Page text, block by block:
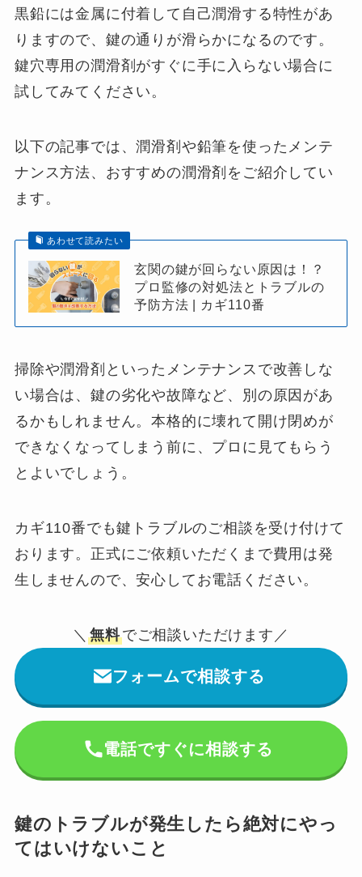
黒鉛には金属に付着して自己潤滑する特性があ
りますので、鍵の通りが滑らかになるのです。
鍵穴専用の潤滑剤がすぐに手に入らない場合に
試してみてください。
以下の記事では、潤滑剤や鉛筆を使ったメンテ
ナンス方法、おすすめの潤滑剤をご紹介してい
ます。
あわせて読みたい
玄関の鍵が回らない原因は！？
プロ監修の対処法とトラブルの
予防方法 | カギ110番
掃除や潤滑剤といったメンテナンスで改善しな
い場合は、鍵の劣化や故障など、別の原因があ
るかもしれません。本格的に壊れて開け閉めが
できなくなってしまう前に、プロに見てもらう
とよいでしょう。
カギ110番でも鍵トラブルのご相談を受け付けて
おります。正式にご依頼いただくまで費用は発
生しませんので、安心してお電話ください。
＼無料でご相談いただけます／
フォームで相談する
電話ですぐに相談する
鍵のトラブルが発生したら絶対にやっ
てはいけないこと